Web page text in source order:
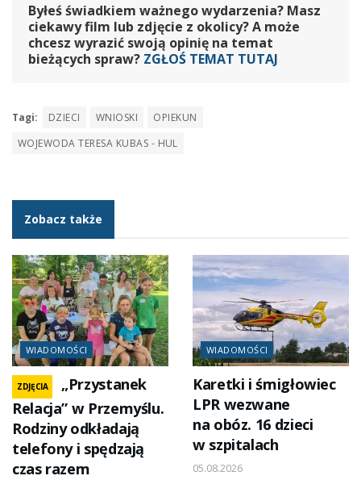
Byłeś świadkiem ważnego wydarzenia? Masz
ciekawy film lub zdjęcie z okolicy? A może
chcesz wyrazić swoją opinię na temat
bieżących spraw? ZGŁOŚ TEMAT TUTAJ
Tagi: DZIECI WNIOSKI
OPIEKUN
WOJEWODA TERESA KUBAS - HUL
Zobacz także
WIADOMOŚCI
ZDJĘCIA
„Przystanek
Relacja” w Przemyślu.
Rodziny odkładają
telefony i spędzają
czas razem
WIADOMOŚCI
Karetki i śmigłowiec
LPR wezwane
na obóz. 16 dzieci
w szpitalach
05.08.2026